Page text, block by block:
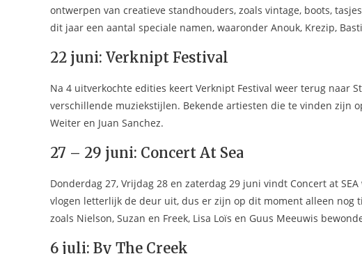
ontwerpen van creatieve standhouders, zoals vintage, boots,
dit jaar een aantal speciale namen, waaronder Anouk, Krezip,
22 juni: Verknipt Festival
Na 4 uitverkochte edities keert Verknipt Festival weer terug naar
verschillende muziekstijlen. Bekende artiesten die te vinden zijn
Weiter en Juan Sanchez.
27 – 29 juni: Concert At Sea
Donderdag 27, Vrijdag 28 en zaterdag 29 juni vindt Concert at
vlogen letterlijk de deur uit, dus er zijn op dit moment alleen nog
zoals Nielson, Suzan en Freek, Lisa Loïs en Guus Meeuwis
6 juli: By The Creek